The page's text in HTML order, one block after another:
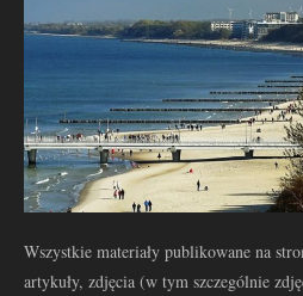
Wszystkie materiały publikowane na
artykuły, zdjęcia (w tym szczególnie